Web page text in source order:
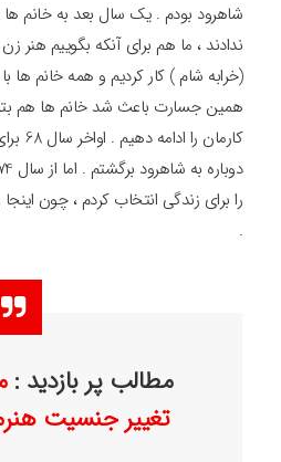
شاهرود بودم . یک سال بعد به خانم
ندادند ، ما هم برای آنکه بگوییم هنر
(خرابه شام ) کار کردیم و همه خانم ها
همین جسارت باعث شد خانم ها هم
را برای زندگی انتخاب کردم ، چون
.
مطالب پر بازدید :
تغییر جنسیت